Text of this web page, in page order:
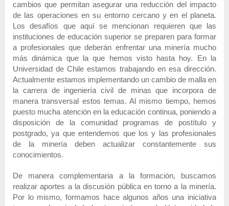
cambios que permitan asegurar una reducción del impacto
de las operaciones en su entorno cercano y en el planeta.
Los desafíos que aquí se mencionan requieren que las
instituciones de educación superior se preparen para formar
a profesionales que deberán enfrentar una minería mucho
más dinámica que la que hemos visto hasta hoy. En la
Universidad de Chile estamos trabajando en esa dirección.
Actualmente estamos implementando un cambio de malla en
la carrera de ingeniería civil de minas que incorpora de
manera transversal estos temas. Al mismo tiempo, hemos
puesto mucha atención en la educación continua, poniendo a
disposición de la comunidad programas de postítulo y
postgrado, ya que entendemos que los y las profesionales
de la minería deben actualizar constantemente sus
conocimientos.
De manera complementaria a la formación, buscamos
realizar aportes a la discusión pública en torno a la minería.
Por lo mismo, formamos hace algunos años una iniciativa